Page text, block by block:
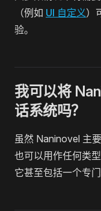
（例如 UI 自定义）
验。
我可以将
话系统吗？
虽然 Naninovel 主
也可以用作任何类
它甚至包括一个专